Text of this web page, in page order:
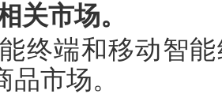
关市场。
终端和移动智
市场。